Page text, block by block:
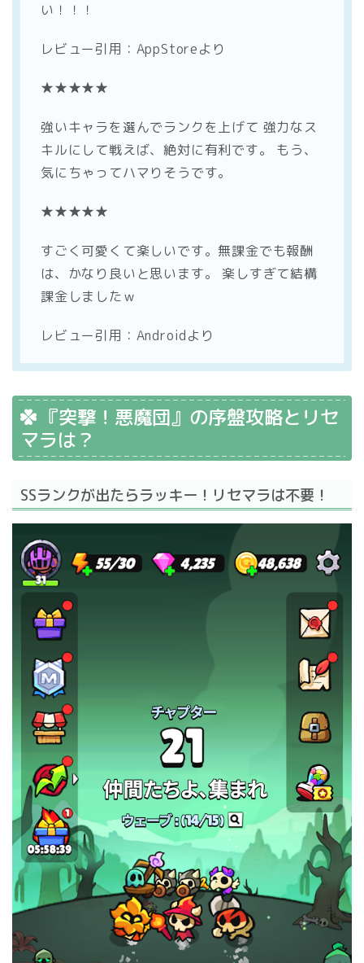
い！！！
レビュー引用：AppStoreより
★★★★★
強いキャラを選んでランクを上げて 強力なス
キルにして戦えば、絶対に有利です。 もう、
気にちゃってハマりそうです。
★★★★★
すごく可愛くて楽しいです。無課金でも報酬
は、かなり良いと思います。 楽しすぎて結構
課金しましたｗ
レビュー引用：Androidより
『突撃！悪魔団』の序盤攻略とリセ
マラは？
SSランクが出たらラッキー！リセマラは不要！